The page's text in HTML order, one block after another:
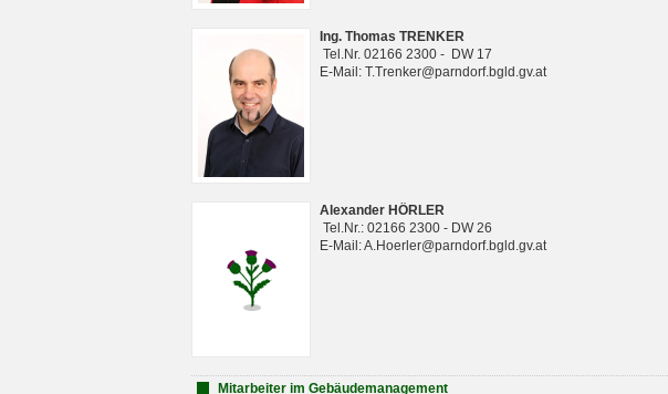
Ing. Thomas TRENKER
Tel.Nr. 02166 2300 - DW 17
E-Mail: T.Trenker@parndorf.bgld.gv.at
Alexander HÖRLER
Tel.Nr.: 02166 2300 - DW 26
E-Mail: A.Hoerler@parndorf.bgld.gv.at
Mitarbeiter im Gebäudemanagement